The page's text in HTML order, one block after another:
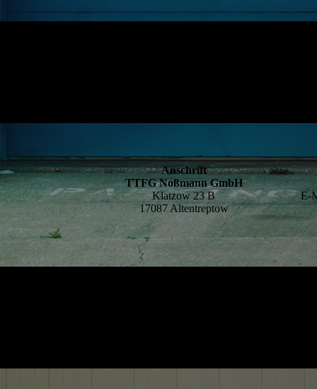
Anschrift
TTFG Noßmann GmbH
Klatzow 23 B
17087 Altentreptow
E-